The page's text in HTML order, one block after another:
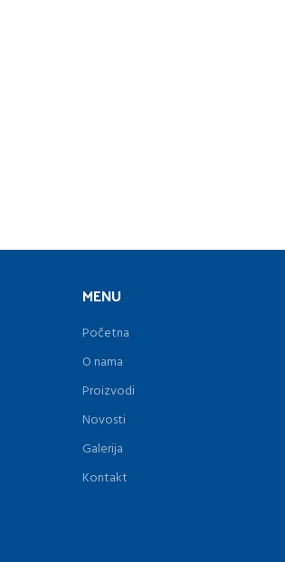
MENU
Početna
O nama
Proizvodi
Novosti
Galerija
Kontakt